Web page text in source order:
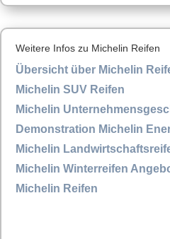
Weitere Infos zu Michelin Reifen
Übersicht über Michelin
Michelin SUV Reifen
Michelin
Demonstration Michelin
Michelin
Michelin Winterreifen
Michelin Reifen